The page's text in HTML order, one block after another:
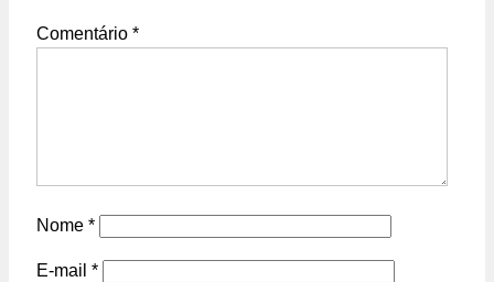
Comentário *
Nome *
E-mail *